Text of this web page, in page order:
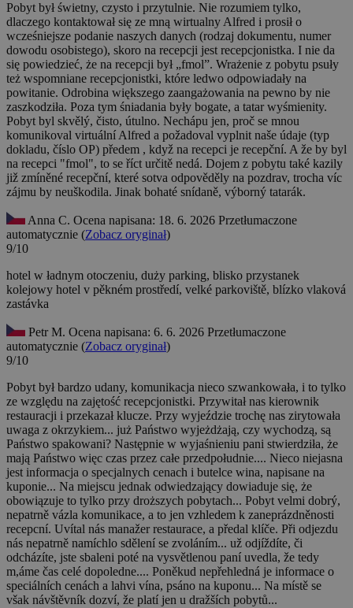
Pobyt był świetny, czysto i przytulnie. Nie rozumiem tylko,
dlaczego kontaktował się ze mną wirtualny Alfred i prosił o
wcześniejsze podanie naszych danych (rodzaj dokumentu, numer
dowodu osobistego), skoro na recepcji jest recepcjonistka. I nie da
się powiedzieć, że na recepcji był „fmol”. Wrażenie z pobytu psuły
też wspomniane recepcjonistki, które ledwo odpowiadały na
powitanie. Odrobina większego zaangażowania na pewno by nie
zaszkodziła. Poza tym śniadania były bogate, a tatar wyśmienity.
Pobyt byl skvělý, čisto, útulno. Nechápu jen, proč se mnou
komunikoval virtuální Alfred a požadoval vyplnit naše údaje (typ
dokladu, číslo OP) předem , když na recepci je recepční. A že by byl
na recepci "fmol", to se říct určitě nedá. Dojem z pobytu také kazily
již zmíněné recepční, které sotva odpověděly na pozdrav, trocha víc
zájmu by neuškodila. Jinak bohaté snídaně, výborný tatarák.
Anna C. Ocena napisana: 18. 6. 2026 Przetłumaczone
automatycznie (Zobacz oryginał)
9/10
hotel w ładnym otoczeniu, duży parking, blisko przystanek
kolejowy hotel v pěkném prostředí, velké parkoviště, blízko vlaková
zastávka
Petr M. Ocena napisana: 6. 6. 2026 Przetłumaczone
automatycznie (Zobacz oryginał)
9/10
Pobyt był bardzo udany, komunikacja nieco szwankowała, i to tylko
ze względu na zajętość recepcjonistki. Przywitał nas kierownik
restauracji i przekazał klucze. Przy wyjeździe trochę nas zirytowała
uwaga z okrzykiem... już Państwo wyjeżdżają, czy wychodzą, są
Państwo spakowani? Następnie w wyjaśnieniu pani stwierdziła, że
mają Państwo więc czas przez całe przedpołudnie.... Nieco niejasna
jest informacja o specjalnych cenach i butelce wina, napisane na
kuponie... Na miejscu jednak odwiedzający dowiaduje się, że
obowiązuje to tylko przy droższych pobytach... Pobyt velmi dobrý,
nepatrně vázla komunikace, a to jen vzhledem k zaneprázdněnosti
recepcní. Uvítal nás manažer restaurace, a předal klíče. Při odjezdu
nás nepatrně namíchlo sdělení se zvoláním... už odjíždíte, či
odcházíte, jste sbaleni poté na vysvětlenou paní uvedla, že tedy
m,áme čas celé dopoledne.... Poněkud nepřehledná je informace o
speciálních cenách a lahvi vína, psáno na kuponu... Na místě se
však návštěvník dozví, že platí jen u dražších pobytů...